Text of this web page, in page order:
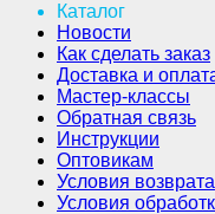
Каталог
Новости
Как сделать заказ
Доставка и
Мастер-классы
Обратная связь
Инструкции
Оптовикам
Условия возврата
Условия